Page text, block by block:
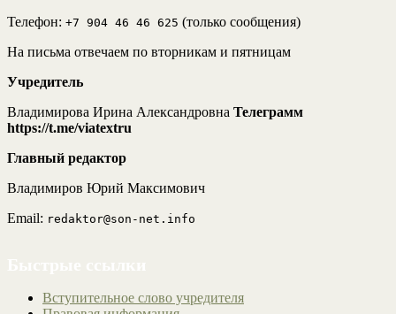
Телефон: +7 904 46 46 625 (только сообщения)
На письма отвечаем по вторникам и пятницам
Учредитель
Владимирова Ирина Александровна Телеграмм
https://t.me/viatextru
Главный редактор
Владимиров Юрий Максимович
Email: redaktor@son-net.info
Вступительное слово учредителя